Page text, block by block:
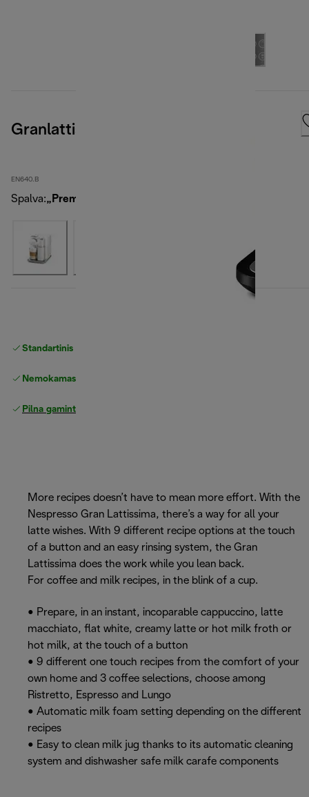
Granlattissima, Black
EN640.B
Spalva:„PremiumBlack“
Standartinis nemokamas
Nemokamas grąžinimas
Pilna gamintojo garantija
More recipes doesn’t have to mean more effort. With the
Nespresso Gran Lattissima, there’s a way for all your
latte wishes. With 9 different recipe options at the touch
of a button and an easy rinsing system, the Gran
Lattissima does the work while you lean back.
For coffee and milk recipes, in the blink of a cup.
• Prepare, in an instant, incoparable cappuccino, latte
macchiato, flat white, creamy latte or hot milk froth or
hot milk, at the touch of a button
• 9 different one touch recipes from the comfort of your
own home and 3 coffee selections, choose among
Ristretto, Espresso and Lungo
• Automatic milk foam setting depending on the different
recipes
• Easy to clean milk jug thanks to its automatic cleaning
system and dishwasher safe milk carafe components